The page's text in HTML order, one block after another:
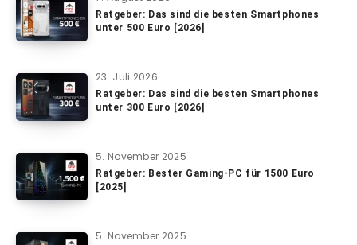
Ratgeber: Das sind die besten Smartphones
unter 500 Euro [2026]
23. Juli 2026
Ratgeber: Das sind die besten Smartphones
unter 300 Euro [2026]
5. November 2025
Ratgeber: Bester Gaming-PC für 1500 Euro
[2025]
5. November 2025